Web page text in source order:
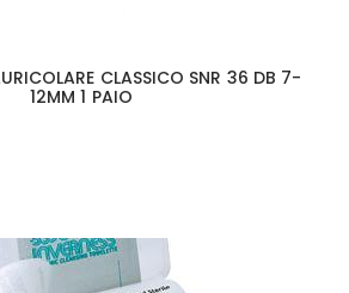
CLASSICO SNR 36 DB 7-
12MM 1 PAIO